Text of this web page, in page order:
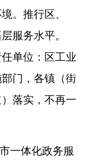
。推行区、
服务水平。
单位：区工业
门，各镇（街
落实，不再一
一体化政务服